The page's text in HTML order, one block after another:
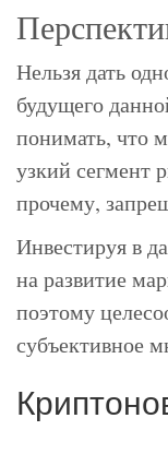
Нельзя дать
будущего
понимать, что
узкий сегмент
прочему,
Инвестируя в
на развитие
поэтому
субъективное